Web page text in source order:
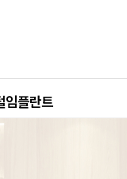
임플란트